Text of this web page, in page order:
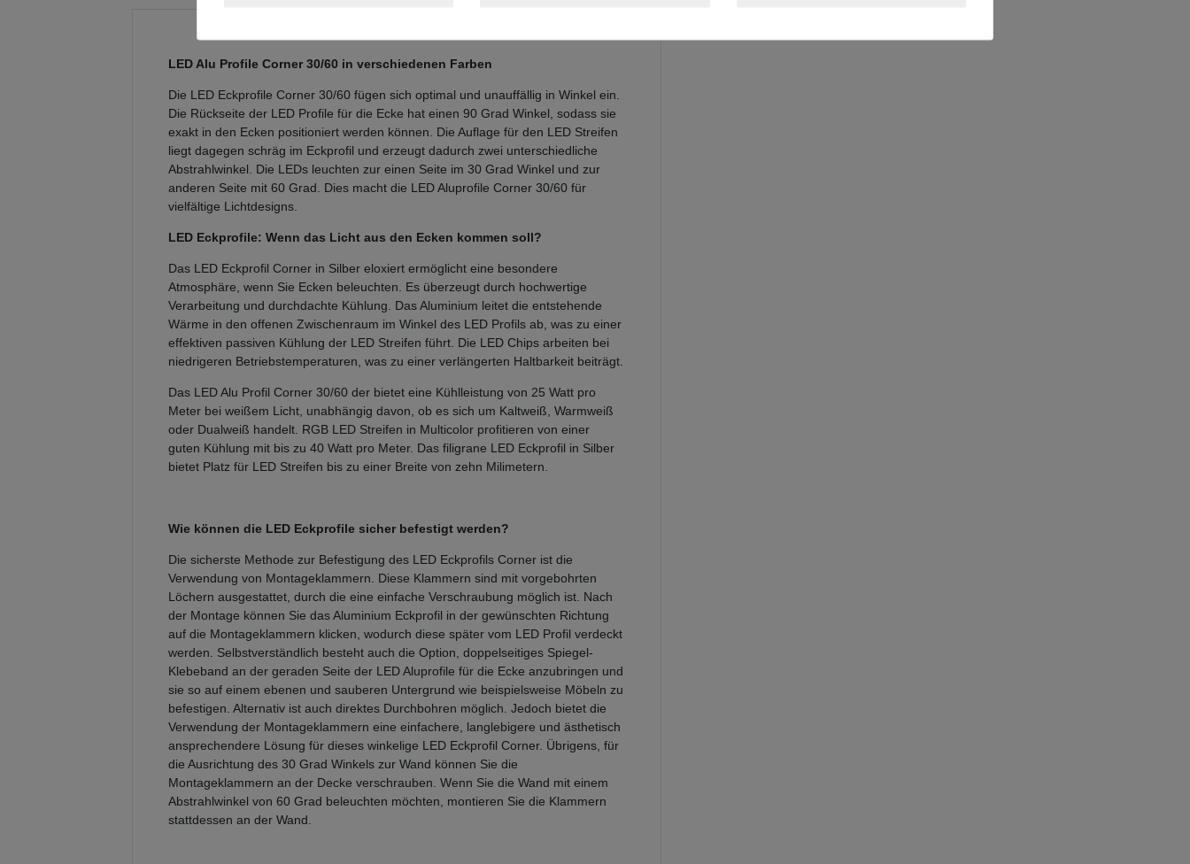
LED Alu Profile Corner 30/60 in verschiedenen Farben
Die LED Eckprofile Corner 30/60 fügen sich optimal und unauffällig in Winkel ein.
Die Rückseite der LED Profile für die Ecke hat einen 90 Grad Winkel, sodass sie
exakt in den Ecken positioniert werden können. Die Auflage für den LED Streifen
liegt dagegen schräg im Eckprofil und erzeugt dadurch zwei unterschiedliche
Abstrahlwinkel. Die LEDs leuchten zur einen Seite im 30 Grad Winkel und zur
anderen Seite mit 60 Grad. Dies macht die LED Aluprofile Corner 30/60 für
vielfältige Lichtdesigns.
LED Eckprofile: Wenn das Licht aus den Ecken kommen soll?
Das LED Eckprofil Corner in Silber eloxiert ermöglicht eine besondere
Atmosphäre, wenn Sie Ecken beleuchten. Es überzeugt durch hochwertige
Verarbeitung und durchdachte Kühlung. Das Aluminium leitet die entstehende
Wärme in den offenen Zwischenraum im Winkel des LED Profils ab, was zu einer
effektiven passiven Kühlung der LED Streifen führt. Die LED Chips arbeiten bei
niedrigeren Betriebstemperaturen, was zu einer verlängerten Haltbarkeit beiträgt.
Das LED Alu Profil Corner 30/60 der bietet eine Kühlleistung von 25 Watt pro
Meter bei weißem Licht, unabhängig davon, ob es sich um Kaltweiß, Warmweiß
oder Dualweiß handelt. RGB LED Streifen in Multicolor profitieren von einer
guten Kühlung mit bis zu 40 Watt pro Meter. Das filigrane LED Eckprofil in Silber
bietet Platz für LED Streifen bis zu einer Breite von zehn Milimetern.
Wie können die LED Eckprofile sicher befestigt werden?
Die sicherste Methode zur Befestigung des LED Eckprofils Corner ist die
Verwendung von Montageklammern. Diese Klammern sind mit vorgebohrten
Löchern ausgestattet, durch die eine einfache Verschraubung möglich ist. Nach
der Montage können Sie das Aluminium Eckprofil in der gewünschten Richtung
auf die Montageklammern klicken, wodurch diese später vom LED Profil verdeckt
werden. Selbstverständlich besteht auch die Option, doppelseitiges Spiegel-
Klebeband an der geraden Seite der LED Aluprofile für die Ecke anzubringen und
sie so auf einem ebenen und sauberen Untergrund wie beispielsweise Möbeln zu
befestigen. Alternativ ist auch direktes Durchbohren möglich. Jedoch bietet die
Verwendung der Montageklammern eine einfachere, langlebigere und ästhetisch
ansprechendere Lösung für dieses winkelige LED Eckprofil Corner. Übrigens, für
die Ausrichtung des 30 Grad Winkels zur Wand können Sie die
Montageklammern an der Decke verschrauben. Wenn Sie die Wand mit einem
Abstrahlwinkel von 60 Grad beleuchten möchten, montieren Sie die Klammern
stattdessen an der Wand.